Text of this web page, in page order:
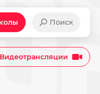
Поиск
Видеотрансляции